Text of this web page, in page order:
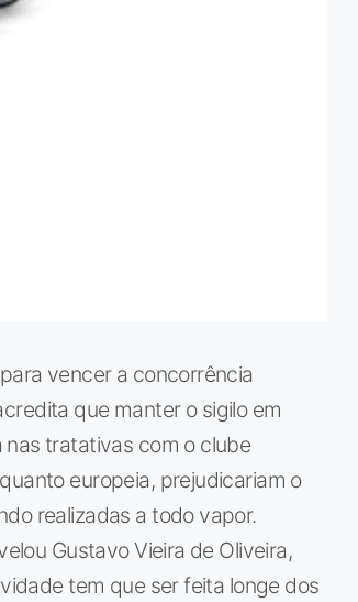
vencer a concorrência
que manter o sigilo em
tratativas com o clube
europeia, prejudicariam o
realizadas a todo vapor.
Gustavo Vieira de Oliveira,
tem que ser feita longe dos